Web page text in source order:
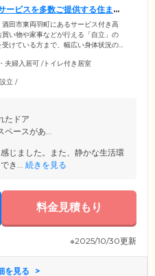
ービスを多数ご提供する住まい
酒田市東両羽町にあるサービス付き高
い物や家事などが行える「自立」の
けている方まで、幅広い身体状況の
りのサポートから生活相談まで、生
ています。敷金のみでご入居いただ
夫婦入居可 /トイレ付き居室
立 /
たドア
ースがあ...
じました。また、静かな生活環
き... 続きを見る
料金見積もり
※2025/10/30更新
を見る